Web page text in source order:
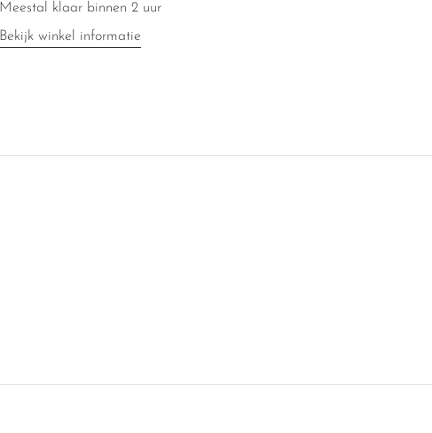
Meestal klaar binnen 2 uur
Bekijk winkel informatie